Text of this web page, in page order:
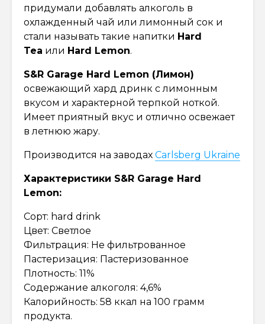
придумали добавлять алкоголь в
охлажденный чай или лимонный сок и
стали называть такие напитки Hard
Tea или Hard Lemon.
S&R Garage Hard Lemon (Лимон)
освежающий хард дринк с лимонным
вкусом и характерной терпкой ноткой.
Имеет приятный вкус и отлично освежает
в летнюю жару.
Производится на заводах Carlsberg Ukraine
Характеристики S&R Garage Hard
Lemon:
Сорт: hard drink
Цвет: Светлое
Фильтрация: Не фильтрованное
Пастеризация: Пастеризованное
Плотность: 11%
Содержание алкоголя: 4,6%
Калорийность: 58 ккал на 100 грамм
продукта.